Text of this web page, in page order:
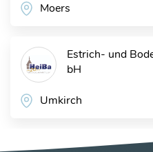
Moers
Estrich- und
bH
Umkirch